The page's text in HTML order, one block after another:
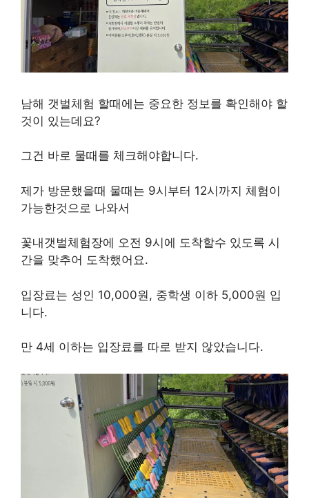
남해 갯벌체험 할때에는 중요한 정보를 확인해야 할
것이 있는데요?
그건 바로 물때를 체크해야합니다.
제가 방문했을때 물때는 9시부터 12시까지 체험이
가능한것으로 나와서
꽃내갯벌체험장에 오전 9시에 도착할수 있도록 시
간을 맞추어 도착했어요.
입장료는 성인 10,000원, 중학생 이하 5,000원 입
니다.
만 4세 이하는 입장료를 따로 받지 않았습니다.